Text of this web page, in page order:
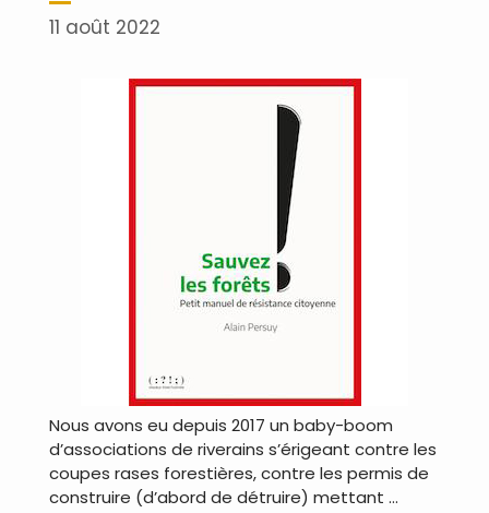
11 août 2022
Nous avons eu depuis 2017 un baby-boom
d’associations de riverains s’érigeant contre les
coupes rases forestières, contre les permis de
construire (d’abord de détruire) mettant …